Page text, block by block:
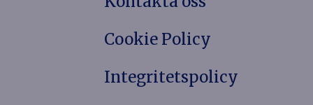
Cookie Policy
Integritetspolicy